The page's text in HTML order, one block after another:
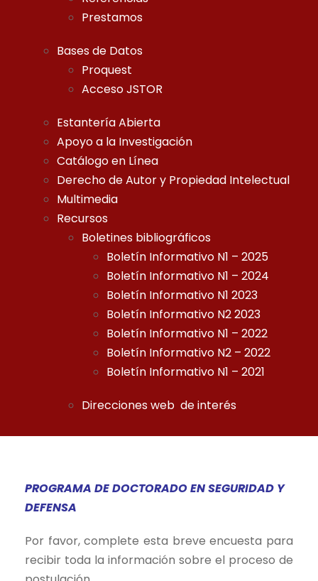
Prestamos
Bases de Datos
Proquest
Acceso JSTOR
Estantería Abierta
Apoyo a la Investigación
Catálogo en Línea
Derecho de Autor y Propiedad Intelectual
Multimedia
Recursos
Boletines bibliográficos
Boletín Informativo N1 – 2025
Boletín Informativo N1 – 2024
Boletín Informativo N1 2023
Boletín Informativo N2 2023
Boletín Informativo N1 – 2022
Boletín Informativo N2 – 2022
Boletín Informativo N1 – 2021
Direcciones web de interés
PROGRAMA DE DOCTORADO EN SEGURIDAD Y
DEFENSA
Por favor, complete esta breve encuesta para
recibir toda la información sobre el proceso de